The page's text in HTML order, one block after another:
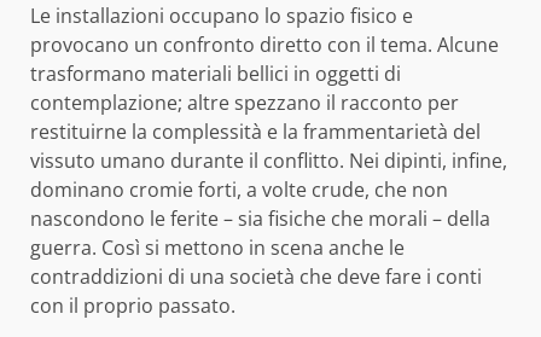
Le installazioni occupano lo spazio fisico e
provocano un confronto diretto con il tema. Alcune
trasformano materiali bellici in oggetti di
contemplazione; altre spezzano il racconto per
restituirne la complessità e la frammentarietà del
vissuto umano durante il conflitto. Nei dipinti, infine,
dominano cromie forti, a volte crude, che non
nascondono le ferite – sia fisiche che morali – della
guerra. Così si mettono in scena anche le
contraddizioni di una società che deve fare i conti
con il proprio passato.